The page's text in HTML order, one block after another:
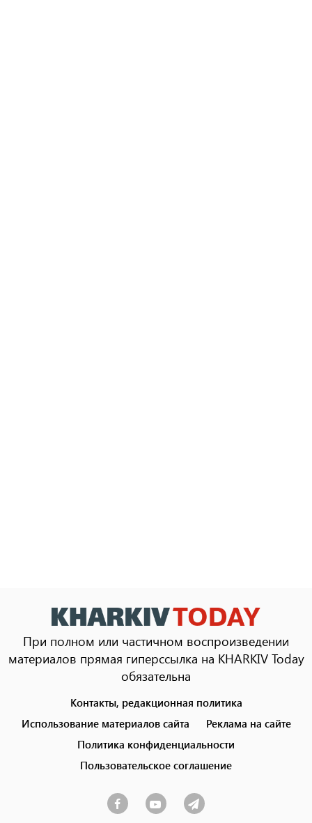
При полном или частичном воспроизведении
материалов прямая гиперссылка на KHARKIV Today
обязательна
menu
Контакты, редакционная политика
Использование материалов сайта
Реклама на сайте
Политика конфиденциальности
Пользовательское соглашение